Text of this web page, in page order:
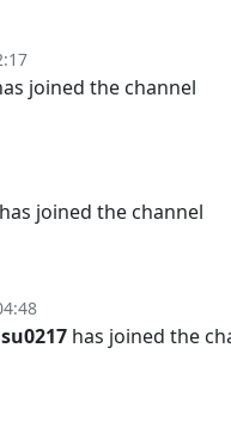
joined the channel
has joined the channel
has joined the